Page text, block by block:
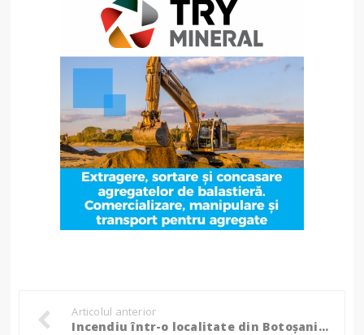
Articolul anterior
Incendiu într-o localitate din Botoșani: Bunurile dintr-o bucătărie de vară au fost cuprinse de flăcări!